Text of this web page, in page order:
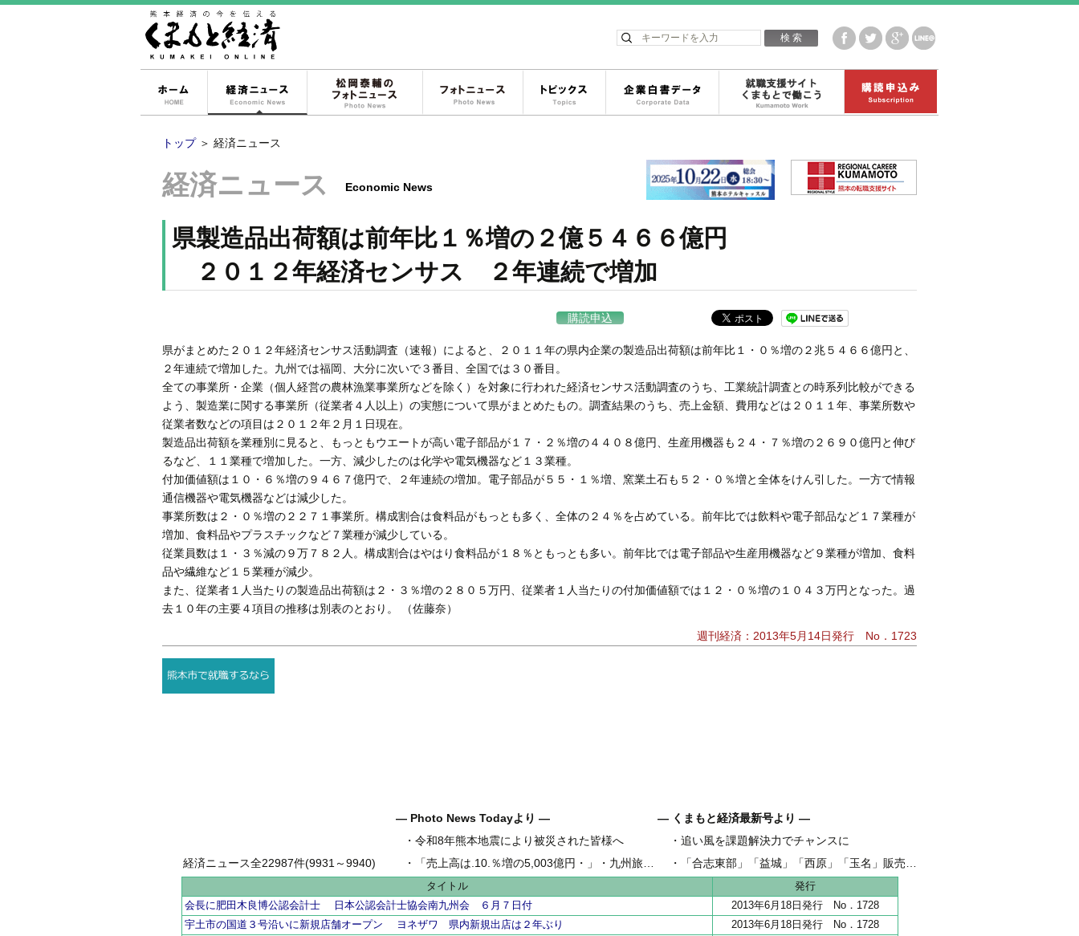
経済ニュース 企業白書データ
トップ ＞ 経済ニュース
経済ニュース Economic News
県製造品出荷額は前年比１％増の２億５４６６億円
２０１２年経済センサス ２年連続で増加
購読申込
県がまとめた２０１２年経済センサス活動調査（速報）によると、２０１１年の県内企業の製造品出荷額は前年比１・０％増の２兆５４６６億円と、
２年連続で増加した。九州では福岡、大分に次いで３番目、全国では３０番目。
全ての事業所・企業（個人経営の農林漁業事業所などを除く）を対象に行われた経済センサス活動調査のうち、工業統計調査との時系列比較ができる
よう、製造業に関する事業所（従業者４人以上）の実態について県がまとめたもの。調査結果のうち、売上金額、費用などは２０１１年、事業所数や
従業者数などの項目は２０１２年２月１日現在。
製造品出荷額を業種別に見ると、もっともウエートが高い電子部品が１７・２％増の４４０８億円、生産用機器も２４・７％増の２６９０億円と伸び
るなど、１１業種で増加した。一方、減少したのは化学や電気機器など１３業種。
付加価値額は１０・６％増の９４６７億円で、２年連続の増加。電子部品が５５・１％増、窯業土石も５２・０％増と全体をけん引した。一方で情報
通信機器や電気機器などは減少した。
事業所数は２・０％増の２２７１事業所。構成割合は食料品がもっとも多く、全体の２４％を占めている。前年比では飲料や電子部品など１７業種が
増加、食料品やプラスチックなど７業種が減少している。
従業員数は１・３％減の９万７８２人。構成割合はやはり食料品が１８％ともっとも多い。前年比では電子部品や生産用機器など９業種が増加、食料
品や繊維など１５業種が減少。
また、従業者１人当たりの製造品出荷額は２・３％増の２８０５万円、従業者１人当たりの付加価値額では１２・０％増の１０４３万円となった。過
去１０年の主要４項目の推移は別表のとおり。 （佐藤奈）
週刊経済：2013年5月14日発行 No．1723
― Photo News Todayより ―
・令和8年熊本地震により被災された皆様へ
・
「売上高は.10.％増の5,003億円・」・九州旅客鉄道の古宮洋二社長
― くまもと経済最新号より ―
・追い風を課題解決力でチャンスに
県内地域金融 伴走支援強化し、新たな資金需要を開拓
・
「合志東部」「益城」「西原」「玉名」販売好調
県内工業団地 全206haうち65haが分譲開始
経済ニュース全22987件(9931～9940)
タイトル
発行
会長に肥田木良博公認会計士 日本公認会計士協会南九州会 ６月７日付
2013年6月18日発行 No．1728
宇土市の国道３号沿いに新規店舗オープン ヨネザワ 県内新規出店は２年ぶり
2013年6月18日発行 No．1728